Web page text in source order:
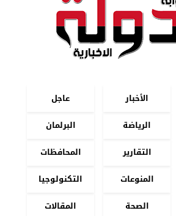
الأخبار
عاجل
الرياضة
البرلمان
التقارير
المحافظات
المنوعات
التكنولوجيا
الصحة المقالات